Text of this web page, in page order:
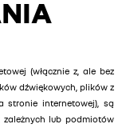
(włącznie z, ale bez
dźwiękowych, plików z
stronie internetowej), są
zależnych lub podmiotów